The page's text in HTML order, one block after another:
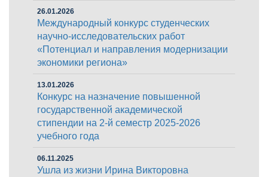
26.01.2026
Международный конкурс студенческих
научно-исследовательских работ
«Потенциал и направления модернизации
экономики региона»
13.01.2026
Конкурс на назначение повышенной
государственной академической
стипендии на 2-й семестр 2025-2026
учебного года
06.11.2025
Ушла из жизни Ирина Викторовна